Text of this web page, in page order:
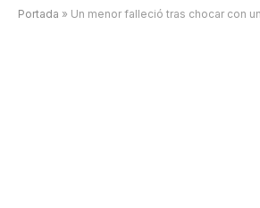
Portada » Un menor falleció tras chocar con